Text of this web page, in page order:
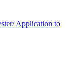
Application to